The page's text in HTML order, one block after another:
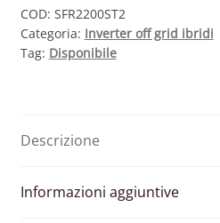
2200W
220V
MONOFASE/TRIFASE
COD: SFR2200ST2
Categoria: Inverter off grid ibridi
Tag: Disponibile
Descrizione
Informazioni aggiuntive